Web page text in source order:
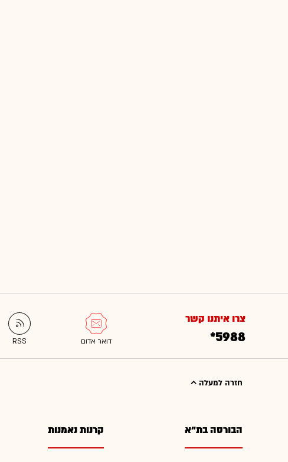
צרו איתנו קשר
*5988
חזרה למעלה
הבורסה בת"א קרנות נאמנות